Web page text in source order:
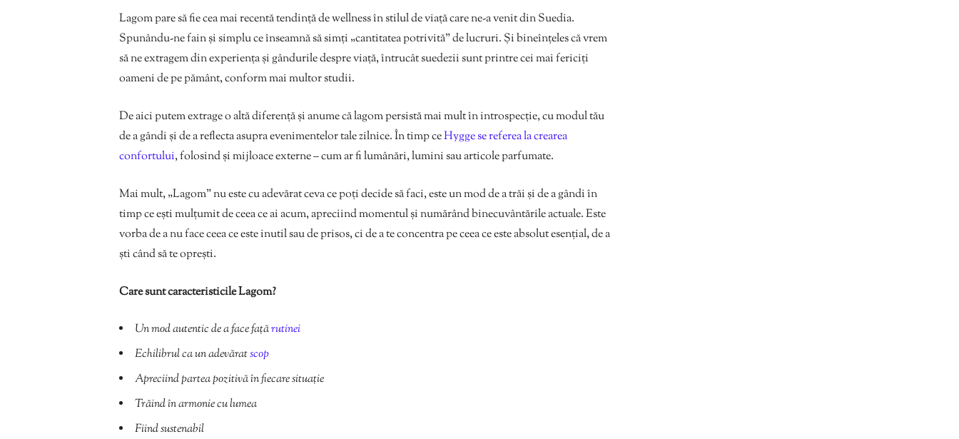
Lagom pare să fie cea mai recentă tendință de wellness în stilul de viață care ne-a venit din Suedia.
Spunându-ne fain și simplu ce înseamnă să simți „cantitatea potrivită” de lucruri. Și bineînțeles că vrem
să ne extragem din experiența și gândurile despre viață, întrucât suedezii sunt printre cei mai fericiți
oameni de pe pământ, conform mai multor studii.
De aici putem extrage o altă diferență și anume că lagom persistă mai mult în introspecție, cu modul tău
de a gândi și de a reflecta asupra evenimentelor tale zilnice. În timp ceHygge se referea la crearea
confortului, folosind și mijloace externe – cum ar fi lumânări, lumini sau articole parfumate.
Mai mult, „Lagom” nu este cu adevărat ceva ce poți decide să faci, este un mod de a trăi și de a gândi în
timp ce ești mulțumit de ceea ce ai acum, apreciind momentul și numărând binecuvântările actuale. Este
vorba de a nu face ceea ce este inutil sau de prisos, ci de a te concentra pe ceea ce este absolut esențial, de a
ști când să te oprești.
Care sunt caracteristicile Lagom?
Un mod autentic de a face fațărutinei
Echilibrul ca un adevăratscop
Apreciind partea pozitivă în fiecare situație
Trăind în armonie cu lumea
Fiind sustenabil